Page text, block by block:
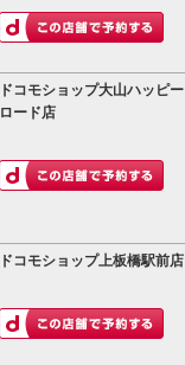
ドコモショップ大山ハッピー
ロード店
ドコモショップ上板橋駅前店